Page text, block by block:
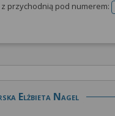
przychodnią pod numerem:
Elżbieta Nagel